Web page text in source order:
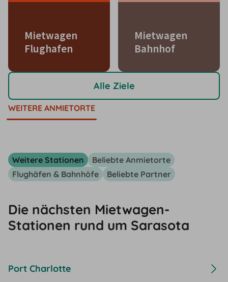
Mietwagen
Flughafen
Mietwagen
Bahnhof
Alle Ziele
WEITERE ANMIETORTE
Weitere Stationen
Beliebte Anmietorte
Flughäfen & Bahnhöfe
Beliebte Partner
Die nächsten Mietwagen-
Stationen rund um Sarasota
Port Charlotte